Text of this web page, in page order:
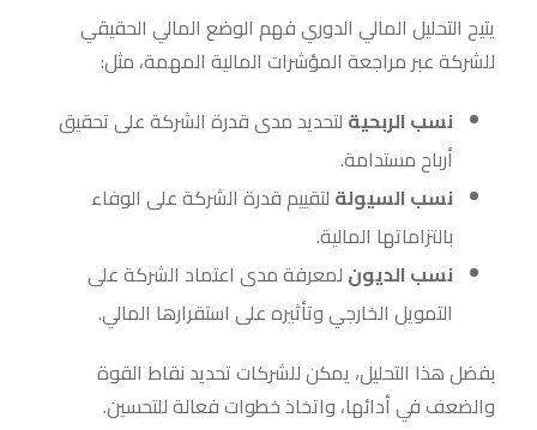
يتيح التحليل المالي الدوري فهم الوضع المالي الحقيقي
للشركة عبر مراجعة المؤشرات المالية المهمة، مثل:
نسب الربحية لتحديد مدى قدرة الشركة على تحقيق
أرباح مستدامة.
نسب السيولة لتقييم قدرة الشركة على الوفاء
بالتزاماتها المالية.
نسب الديون لمعرفة مدى اعتماد الشركة على
التمويل الخارجي وتأثيره على استقرارها المالي.
بفضل هذا التحليل، يمكن للشركات تحديد نقاط القوة
والضعف في أدائها، واتخاذ خطوات فعالة للتحسين.